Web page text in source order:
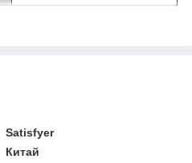
Satisfyer
Китай